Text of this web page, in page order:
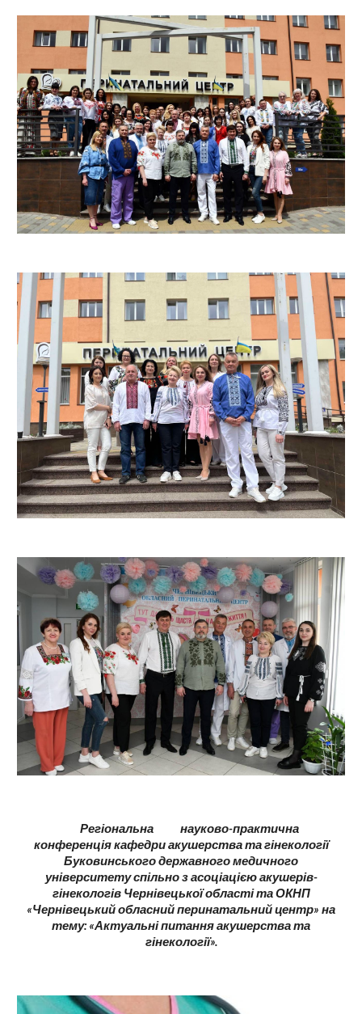
Регіональна
науково-практична
конференція кафедри акушерства та гінекології
Буковинського державного медичного
університету спільно з асоціацією акушерів-
гінекологів Чернівецької області та ОКНП
«Чернівецький обласний перинатальний центр» на
тему: «Актуальні питання акушерства та
гінекології».